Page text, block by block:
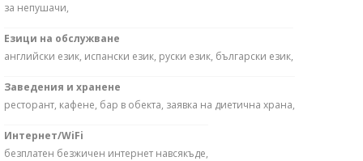
за непушачи,
Езици на обслужване
английски език, испански език, руски език, български език,
Заведения и хранене
ресторант, кафене, бар в обекта, заявка на диетична храна,
Интернет/WiFi
безплатен безжичен интернет навсякъде,